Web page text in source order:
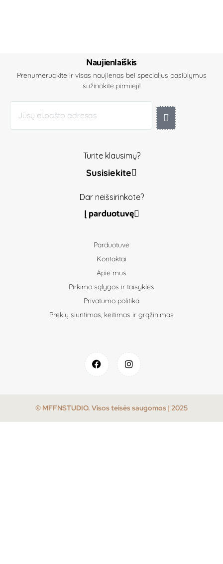
Naujienlaiškis
Prenumeruokite ir visas naujienas bei specialius pasiūlymus
sužinokite pirmieji!
Turite klausimų?
Susisiekite
Dar neišsirinkote?
Į parduotuvę
Parduotuvė
Kontaktai
Apie mus
Pirkimo sąlygos ir taisyklės
Privatumo politika
Prekių siuntimas, keitimas ir grąžinimas
© MFFNSTUDIO. Visos teisės saugomos | 2025